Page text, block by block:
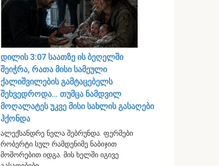
დილის 3:07 საათზე ის ბეღელში
შეიჭრა, რათა მისი სამეული
ქალიშვილების გამტაცებელს
შეხვედროდა… თუმცა ნამდვილ
მოღალატეს უკვე მისი სახლის გასაღები
ჰქონდა
ალექსანდრე ნელა შებრუნდა. ფერმები
რობერტი სულ რამდენიმე ნაბიჯით
მოშორებით იდგა. მის ხელში იგივე